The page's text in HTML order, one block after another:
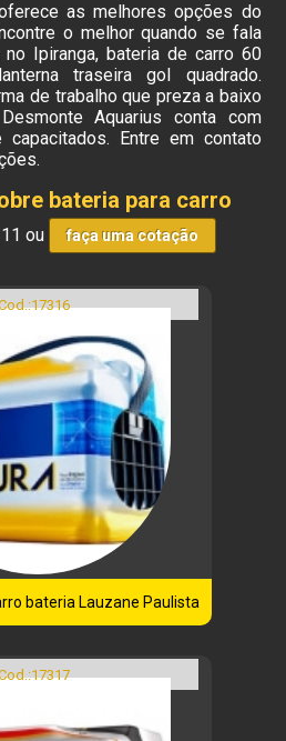
as melhores opções do
o melhor quando se fala
Ipiranga, bateria de carro 60
traseira gol quadrado.
de trabalho que preza a baixo
Aquarius conta com
capacitados. Entre em contato
bateria para carro
ou faça uma cotação
17316
bateria Lauzane Paulista
17317